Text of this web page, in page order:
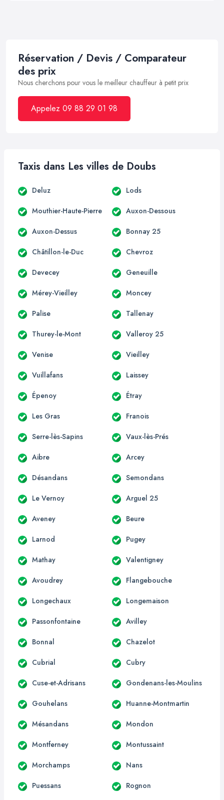
Réservation / Devis / Comparateur
des prix
Nous cherchons pour vous le meilleur chauffeur à petit prix
Appelez 09 88 29 01 98
Taxis dans Les villes de Doubs
Deluz Lods
Mouthier-Haute-Pierre Auxon-Dessous
Auxon-Dessus Bonnay 25
Châtillon-le-Duc Chevroz
Devecey Geneuille
Mérey-Vieilley Moncey
Palise Tallenay
Thurey-le-Mont Valleroy 25
Venise Vieilley
Vuillafans Laissey
Épenoy Étray
Les Gras Franois
Serre-lès-Sapins Vaux-lès-Prés
Aibre Arcey
Désandans Semondans
Le Vernoy Arguel 25
Aveney Beure
Larnod Pugey
Mathay Valentigney
Avoudrey Flangebouche
Longechaux Longemaison
Passonfontaine Avilley
Bonnal Chazelot
Cubrial Cubry
Cuse-et-Adrisans Gondenans-les-Moulins
Gouhelans Huanne-Montmartin
Mésandans Mondon
Montferney Montussaint
Morchamps Nans
Puessans Rognon